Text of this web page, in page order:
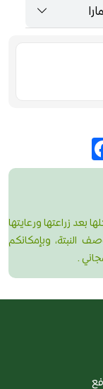
بعد زراعتها ورعايتها
النبتة، وبإمكانكم
.